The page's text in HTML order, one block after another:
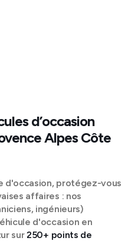
d’occasion
Alpes Côte
d'occasion, protégez-vous
affaires : nos
ingénieurs)
d'occasion en
sur250+ points de